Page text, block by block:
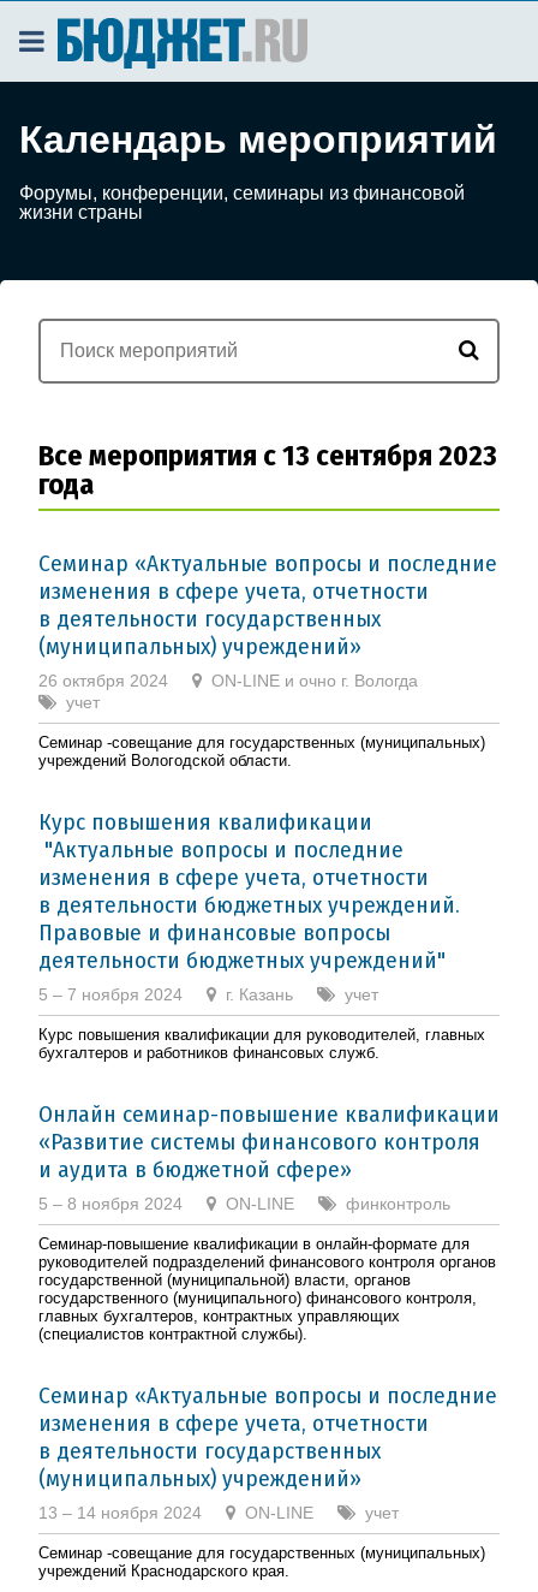
Календарь мероприятий
Форумы, конференции, семинары из финансовой
жизни страны
Все мероприятия с 13 сентября 2023
года
Семинар «Актуальные вопросы и последние
изменения в сфере учета, отчетности
в деятельности государственных
(муниципальных) учреждений»
26 октября 2024
ON-LINE и очно г. Вологда
учет
Семинар -совещание для государственных (муниципальных)
учреждений Вологодской области.
Курс повышения квалификации
"Актуальные вопросы и последние
изменения в сфере учета, отчетности
в деятельности бюджетных учреждений.
Правовые и финансовые вопросы
деятельности бюджетных учреждений"
5 – 7 ноября 2024 г. Казань учет
Курс повышения квалификации для руководителей, главных
бухгалтеров и работников финансовых служб.
Онлайн семинар-повышение квалификации
«Развитие системы финансового контроля
и аудита в бюджетной сфере»
5 – 8 ноября 2024 ON-LINE финконтроль
Семинар-повышение квалификации в онлайн-формате для
руководителей подразделений финансового контроля органов
государственной (муниципальной) власти, органов
государственного (муниципального) финансового контроля,
главных бухгалтеров, контрактных управляющих
(специалистов контрактной службы).
Семинар «Актуальные вопросы и последние
изменения в сфере учета, отчетности
в деятельности государственных
(муниципальных) учреждений»
13 – 14 ноября 2024 ON-LINE учет
Семинар -совещание для государственных (муниципальных)
учреждений Краснодарского края.